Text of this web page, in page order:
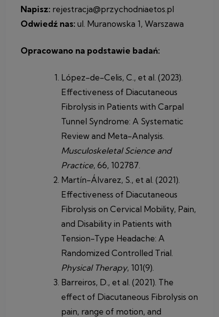
Napisz: rejestracja@przychodniaetos.pl
Odwiedź nas:ul. Muranowska 1, Warszawa
Opracowano na podstawie badań:
López-de-Celis, C., et al. (2023).
Effectiveness of Diacutaneous
Fibrolysis in Patients with Carpal
Tunnel Syndrome: A Systematic
Review and Meta-Analysis.
Musculoskeletal Science and
Practice, 66, 102787.
Martín-Álvarez, S., et al. (2021).
Effectiveness of Diacutaneous
Fibrolysis on Cervical Mobility, Pain,
and Disability in Patients with
Tension-Type Headache: A
Randomized Controlled Trial.
Physical Therapy, 101(9).
Barreiros, D., et al. (2021). The
effect of Diacutaneous Fibrolysis on
pain, range of motion, and